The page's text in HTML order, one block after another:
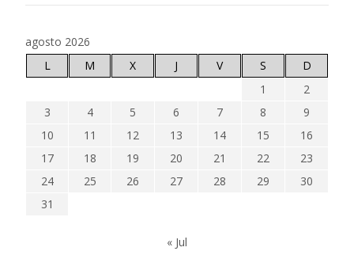
agosto 2026
L
M X J V S
D
1
2
3
4 5 6 7 8
9
10
11 12 13 14 15
16
17
18 19 20 21 22
23
24
25 26 27 28 29
30
31
« Jul